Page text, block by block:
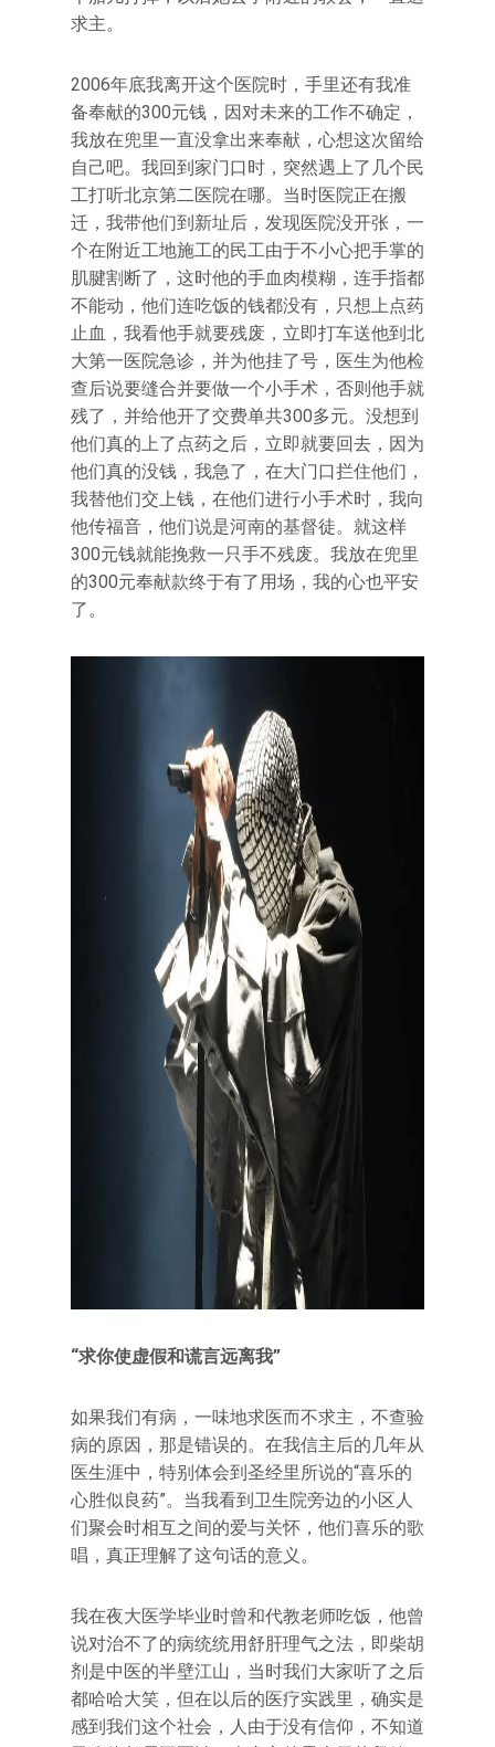
求主。
2006年底我离开这个医院时，手里还有我准
备奉献的300元钱，因对未来的工作不确定，
我放在兜里一直没拿出来奉献，心想这次留给
自己吧。我回到家门口时，突然遇上了几个民
工打听北京第二医院在哪。当时医院正在搬
迁，我带他们到新址后，发现医院没开张，一
个在附近工地施工的民工由于不小心把手掌的
肌腱割断了，这时他的手血肉模糊，连手指都
不能动，他们连吃饭的钱都没有，只想上点药
止血，我看他手就要残废，立即打车送他到北
大第一医院急诊，并为他挂了号，医生为他检
查后说要缝合并要做一个小手术，否则他手就
残了，并给他开了交费单共300多元。没想到
他们真的上了点药之后，立即就要回去，因为
他们真的没钱，我急了，在大门口拦住他们，
我替他们交上钱，在他们进行小手术时，我向
他传福音，他们说是河南的基督徒。就这样
300元钱就能挽救一只手不残废。我放在兜里
的300元奉献款终于有了用场，我的心也平安
了。
“求你使虚假和谎言远离我”
如果我们有病，一味地求医而不求主，不查验
病的原因，那是错误的。在我信主后的几年从
医生涯中，特别体会到圣经里所说的“喜乐的
心胜似良药”。当我看到卫生院旁边的小区人
们聚会时相互之间的爱与关怀，他们喜乐的歌
唱，真正理解了这句话的意义。
我在夜大医学毕业时曾和代教老师吃饭，他曾
说对治不了的病统统用舒肝理气之法，即柴胡
剂是中医的半壁江山，当时我们大家听了之后
都哈哈大笑，但在以后的医疗实践里，确实是
感到我们这个社会，人由于没有信仰，不知道